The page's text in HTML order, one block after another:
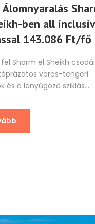
ben all
143.086 Ft/fő
Sharm el Sheikh
vörös-tengeri
és a lenyűgöző sziklás...